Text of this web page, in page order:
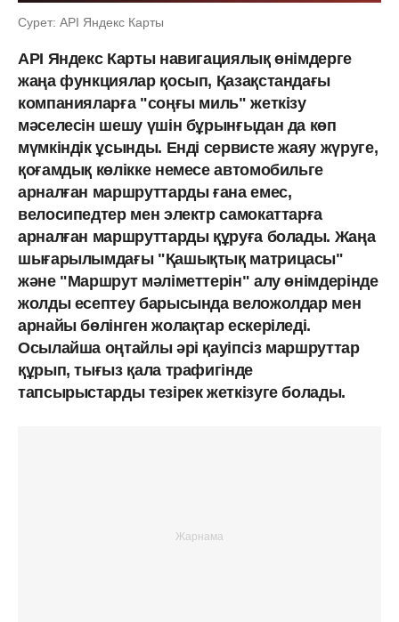
Сурет: API Яндекс Карты
API Яндекс Карты навигациялық өнімдерге
жаңа функциялар қосып, Қазақстандағы
компанияларға "соңғы миль" жеткізу
мәселесін шешу үшін бұрынғыдан да көп
мүмкіндік ұсынды. Енді сервисте жаяу жүруге,
қоғамдық көлікке немесе автомобильге
арналған маршруттарды ғана емес,
велосипедтер мен электр самокаттарға
арналған маршруттарды құруға болады. Жаңа
шығарылымдағы "Қашықтық матрицасы"
және "Маршрут мәліметтерін" алу өнімдерінде
жолды есептеу барысында веложолдар мен
арнайы бөлінген жолақтар ескеріледі.
Осылайша оңтайлы әрі қауіпсіз маршруттар
құрып, тығыз қала трафигінде
тапсырыстарды тезірек жеткізуге болады.